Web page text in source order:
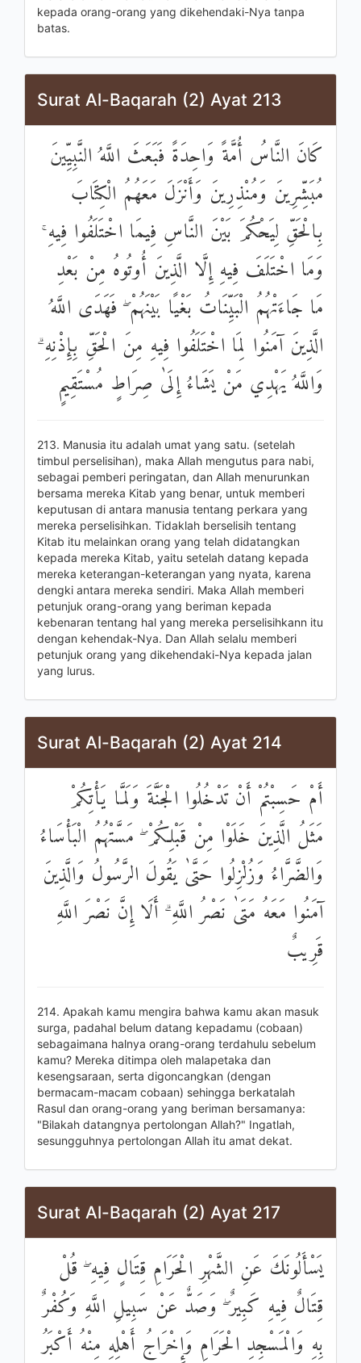
kepada orang-orang yang dikehendaki-Nya tanpa
batas.
Surat Al-Baqarah (2) Ayat 213
كَانَ النَّاسُ أُمَّةً وَاحِدَةً فَبَعَثَ اللَّهُ النَّبِيِّينَ
مُبَشِّرِينَ وَمُنْذِرِينَ وَأَنْزَلَ مَعَهُمُ الْكِتَابَ
بِالْحَقِّ لِيَحْكُمَ بَيْنَ النَّاسِ فِيمَا اخْتَلَفُوا فِيهِ ۚ
وَمَا اخْتَلَفَ فِيهِ إِلَّا الَّذِينَ أُوتُوهُ مِنْ بَعْدِ
مَا جَاءَتْهُمُ الْبَيِّنَاتُ بَغْيًا بَيْنَهُمْ ۖ فَهَدَى اللَّهُ
الَّذِينَ آمَنُوا لِمَا اخْتَلَفُوا فِيهِ مِنَ الْحَقِّ بِإِذْنِهِ ۗ
وَاللَّهُ يَهْدِي مَنْ يَشَاءُ إِلَىٰ صِرَاطٍ مُسْتَقِيمٍ
213. Manusia itu adalah umat yang satu. (setelah
timbul perselisihan), maka Allah mengutus para nabi,
sebagai pemberi peringatan, dan Allah menurunkan
bersama mereka Kitab yang benar, untuk memberi
keputusan di antara manusia tentang perkara yang
mereka perselisihkan. Tidaklah berselisih tentang
Kitab itu melainkan orang yang telah didatangkan
kepada mereka Kitab, yaitu setelah datang kepada
mereka keterangan-keterangan yang nyata, karena
dengki antara mereka sendiri. Maka Allah memberi
petunjuk orang-orang yang beriman kepada
kebenaran tentang hal yang mereka perselisihkann itu
dengan kehendak-Nya. Dan Allah selalu memberi
petunjuk orang yang dikehendaki-Nya kepada jalan
yang lurus.
Surat Al-Baqarah (2) Ayat 214
أَمْ حَسِبْتُمْ أَنْ تَدْخُلُوا الْجَنَّةَ وَلَمَّا يَأْتِكُمْ
مَثَلُ الَّذِينَ خَلَوْا مِنْ قَبْلِكُمْ ۖ مَسَّتْهُمُ الْبَأْسَاءُ
وَالضَّرَّاءُ وَزُلْزِلُوا حَتَّىٰ يَقُولَ الرَّسُولُ وَالَّذِينَ
آمَنُوا مَعَهُ مَتَىٰ نَصْرُ اللَّهِ ۗ أَلَا إِنَّ نَصْرَ اللَّهِ
قَرِيبٌ
214. Apakah kamu mengira bahwa kamu akan masuk
surga, padahal belum datang kepadamu (cobaan)
sebagaimana halnya orang-orang terdahulu sebelum
kamu? Mereka ditimpa oleh malapetaka dan
kesengsaraan, serta digoncangkan (dengan
bermacam-macam cobaan) sehingga berkatalah
Rasul dan orang-orang yang beriman bersamanya:
"Bilakah datangnya pertolongan Allah?" Ingatlah,
sesungguhnya pertolongan Allah itu amat dekat.
Surat Al-Baqarah (2) Ayat 217
يَسْأَلُونَكَ عَنِ الشَّهْرِ الْحَرَامِ قِتَالٍ فِيهِ ۖ قُلْ
قِتَالٌ فِيهِ كَبِيرٌ ۖ وَصَدٌّ عَنْ سَبِيلِ اللَّهِ وَكُفْرٌ
بِهِ وَالْمَسْجِدِ الْحَرَامِ وَإِخْرَاجُ أَهْلِهِ مِنْهُ أَكْبَرُ